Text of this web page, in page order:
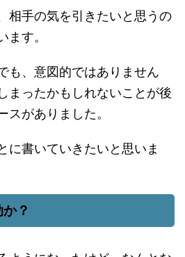
相手の気を引きたいと思うの
ます。
も、意図的ではありません
まったかもしれないことが後
スがありました。
に書いていきたいと思いま
？